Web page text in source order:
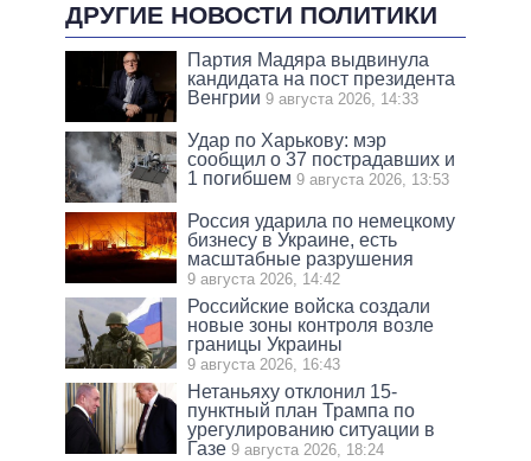
ДРУГИЕ НОВОСТИ ПОЛИТИКИ
Партия Мадяра выдвинула
кандидата на пост президента
Венгрии 9 августа 2026, 14:33
Удар по Харькову: мэр
сообщил о 37 пострадавших и
1 погибшем 9 августа 2026, 13:53
Россия ударила по немецкому
бизнесу в Украине, есть
масштабные разрушения
9 августа 2026, 14:42
Российские войска создали
новые зоны контроля возле
границы Украины
9 августа 2026, 16:43
Нетаньяху отклонил 15-
пунктный план Трампа по
урегулированию ситуации в
Газе 9 августа 2026, 18:24